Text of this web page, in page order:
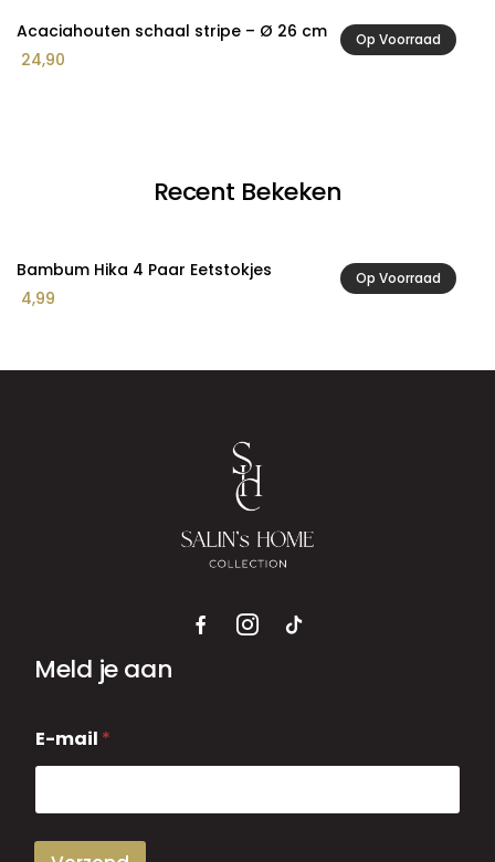
Op Voorraad
Acaciahouten schaal stripe – Ø 26 cm
24,90
Recent Bekeken
Op Voorraad
Bambum Hika 4 Paar Eetstokjes
4,99
Meld je aan
-
m
i
E-mail *